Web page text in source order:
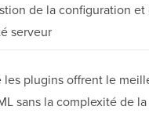
de la configuration
serveur
plugins offrent le
sans la complexité de